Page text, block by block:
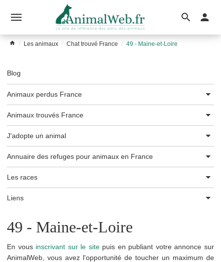
le
menu
Les animaux Chat trouvé France 49 - Maine-et-Loire
Blog
Animaux perdus France
Animaux trouvés France
J'adopte un animal
Annuaire des refuges pour animaux en France
Les races
Liens
49 - Maine-et-Loire
En vous inscrivant sur le sitepuis en publiant votre annonce sur
AnimalWeb, vous avez l'opportunité de toucher un maximum de